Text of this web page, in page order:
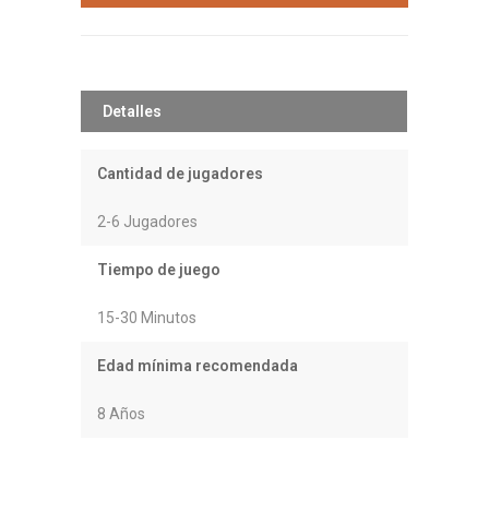
Detalles
Cantidad de jugadores
2-6 Jugadores
Tiempo de juego
15-30 Minutos
Edad mínima recomendada
8 Años